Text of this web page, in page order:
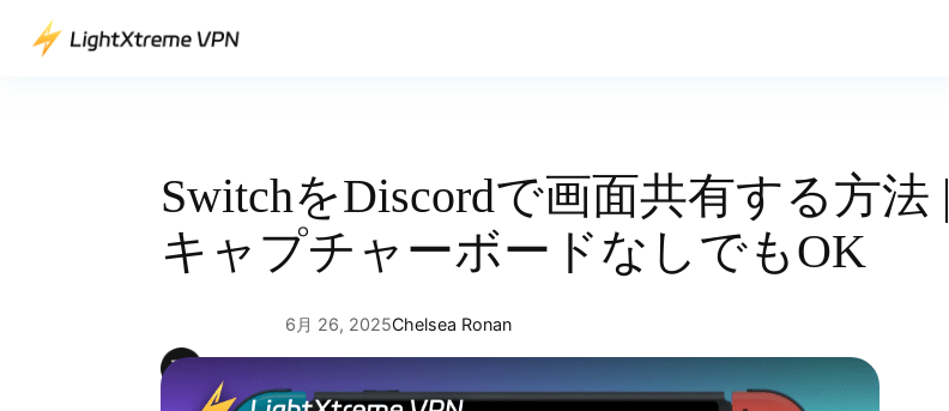
SwitchをDiscordで画面共有する方法 |
キャプチャーボードなしでもOK
6月 26, 2025Chelsea Ronan